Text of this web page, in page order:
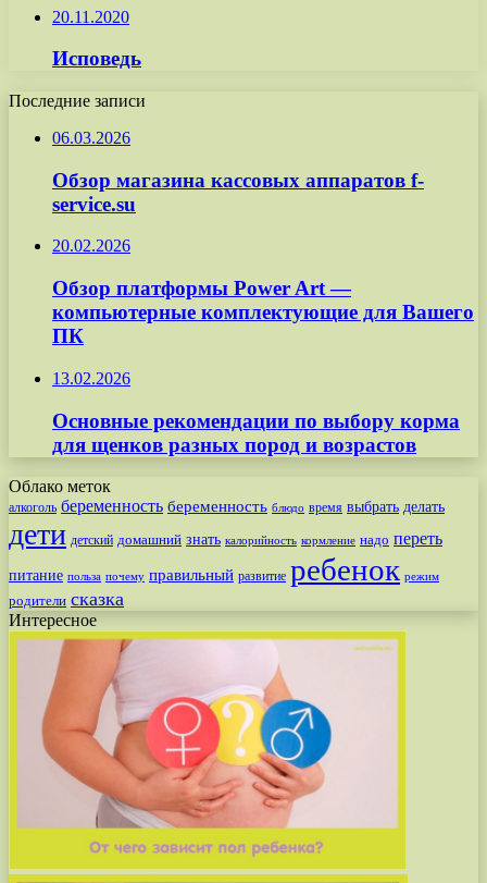
20.11.2020
Исповедь
Последние записи
06.03.2026
Обзор магазина кассовых аппаратов f-
service.su
20.02.2026
Обзор платформы Power Art —
компьютерные комплектующие для Вашего
ПК
13.02.2026
Основные рекомендации по выбору корма
для щенков разных пород и возрастов
Облако меток
алкоголь беременность беременность блюдо время выбрать делать
дети детский домашний знать калорийность кормление надо переть
питание польза почему правильный развитие ребенок режим
родители сказка
Интересное